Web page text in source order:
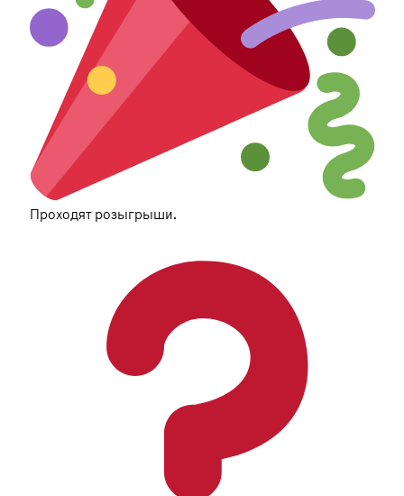
Проходят розыгрыши.